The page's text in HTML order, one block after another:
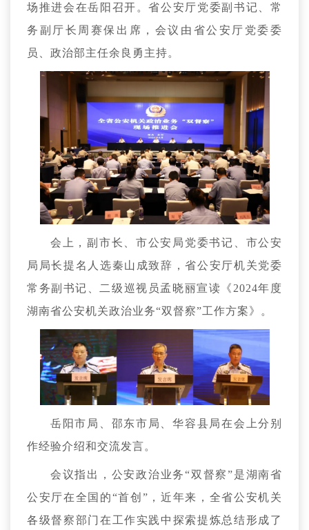
场推进会在岳阳召开。省公安厅党委副书记、常
务副厅长周赛保出席，会议由省公安厅党委委
员、政治部主任余良勇主持。
会上，副市长、市公安局党委书记、市公安
局局长提名人选秦山成致辞，省公安厅机关党委
常务副书记、二级巡视员孟晓丽宣读《2024年度
湖南省公安机关政治业务“双督察”工作方案》。
岳阳市局、邵东市局、华容县局在会上分别
作经验介绍和交流发言。
会议指出，公安政治业务“双督察”是湖南省
公安厅在全国的“首创”，近年来，全省公安机关
各级督察部门在工作实践中探索提炼总结形成了